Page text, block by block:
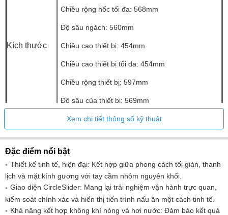
Kích thước
Chiều rộng hốc tối đa: 568mm
Độ sâu ngách: 560mm
Chiều cao thiết bị: 454mm
Chiều cao thiết bị tối đa: 454mm
Chiều rộng thiết bị: 597mm
Độ sâu của thiết bị: 569mm
Độ sâu của thiết bị khi cửa mở: 339mm
Trọng lượng rỗng: 34kg
Hiển thị và
điều khiển
Trưng bày: Màn hình đồ họa đầy đủ màu sắc
Hiển thị nhiệt độ: Mục tiêu và nhiệt độ hiện
tại
Số lượng đèn: 2
Chiếu sáng: Halogen
Xem chi tiết thông số kỹ thuật
Đặc điểm nổi bật
Thiết kế tinh tế, hiện đại: Kết hợp giữa phong cách tối giản, thanh
lịch và mặt kính gương với tay cầm nhôm nguyên khối.
Giao diện CircleSlider: Mang lại trải nghiệm vận hành trực quan,
kiểm soát chính xác và hiển thị tiến trình nấu ăn một cách tinh tế.
Khả năng kết hợp không khí nóng và hơi nước: Đảm bảo kết quả